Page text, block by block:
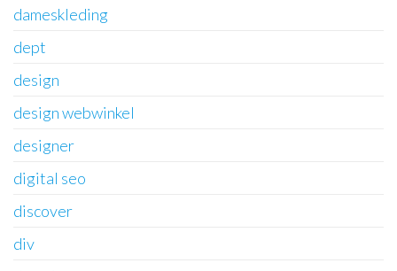
dameskleding
dept
design
design webwinkel
designer
digital seo
discover
div